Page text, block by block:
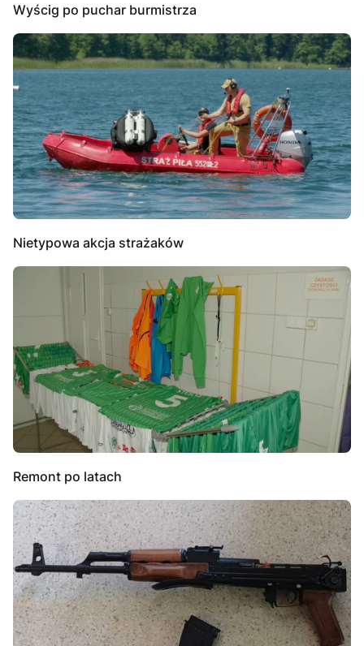
Wyścig po puchar burmistrza
Nietypowa akcja strażaków
Remont po latach